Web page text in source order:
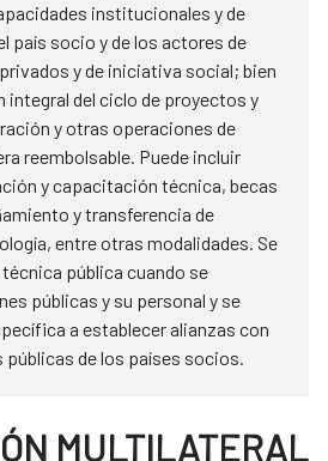
institucionales y de
país socio y de los actores de
y de iniciativa social; bien
integral del ciclo de proyectos y
y otras operaciones de
reembolsable. Puede incluir
y capacitación técnica, becas
y transferencia de
entre otras modalidades. Se
pública cuando se
públicas y su personal y se
a establecer alianzas con
de los países socios.
MULTILATERAL